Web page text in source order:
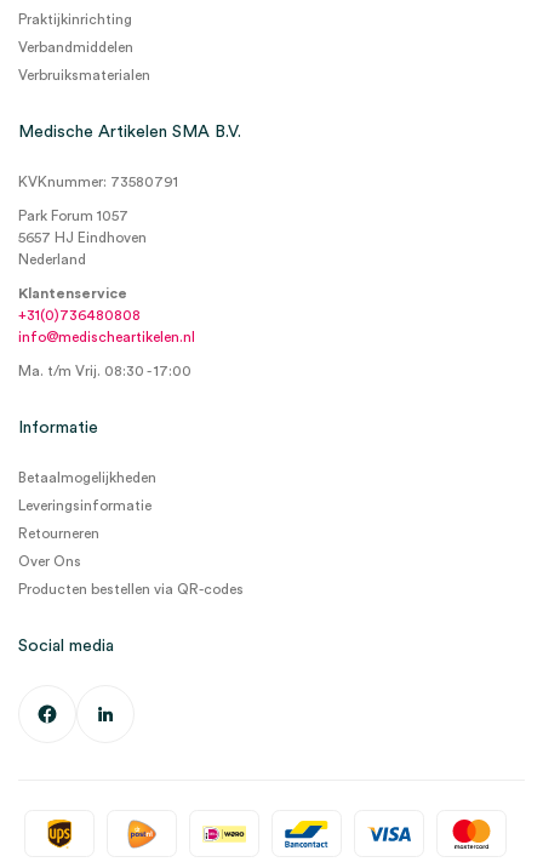
Praktijkinrichting
Verbandmiddelen
Verbruiksmaterialen
Medische Artikelen SMA B.V.
KVKnummer: 73580791
Park Forum 1057
5657 HJ Eindhoven
Nederland
Klantenservice
+31(0)736480808
info@medischeartikelen.nl
Ma. t/m Vrij. 08:30 - 17:00
Informatie
Betaalmogelijkheden
Leveringsinformatie
Retourneren
Over Ons
Producten bestellen via QR-codes
Social media